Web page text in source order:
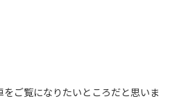
ご覧になりたいところだと思いま